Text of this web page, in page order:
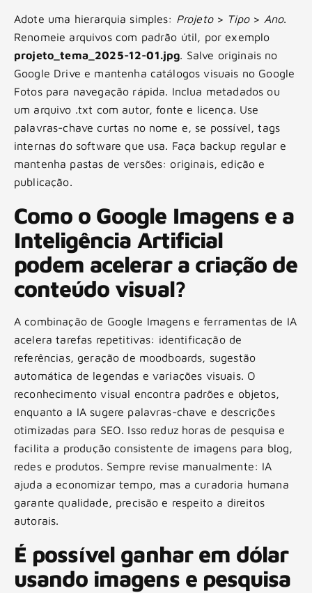
Adote uma hierarquia simples: Projeto> Tipo> Ano.
Renomeie arquivos com padrão útil, por exemplo
projeto_tema_2025-12-01.jpg. Salve originais no
Google Drive e mantenha catálogos visuais no Google
Fotos para navegação rápida. Inclua metadados ou
um arquivo .txt com autor, fonte e licença. Use
palavras-chave curtas no nome e, se possível, tags
internas do software que usa. Faça backup regular e
mantenha pastas de versões: originais, edição e
publicação.
Como o Google Imagens e a
Inteligência Artificial
podem acelerar a criação de
conteúdo visual?
A combinação de Google Imagens e ferramentas de IA
acelera tarefas repetitivas: identificação de
referências, geração de moodboards, sugestão
automática de legendas e variações visuais. O
reconhecimento visual encontra padrões e objetos,
enquanto a IA sugere palavras-chave e descrições
otimizadas para SEO. Isso reduz horas de pesquisa e
facilita a produção consistente de imagens para blog,
redes e produtos. Sempre revise manualmente: IA
ajuda a economizar tempo, mas a curadoria humana
garante qualidade, precisão e respeito a direitos
autorais.
É possível ganhar em dólar
usando imagens e pesquisa